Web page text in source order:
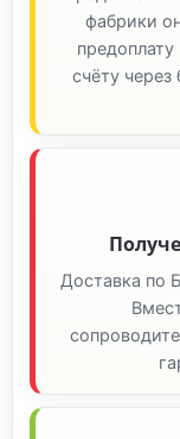
фабрики
счёту через
Доставка по